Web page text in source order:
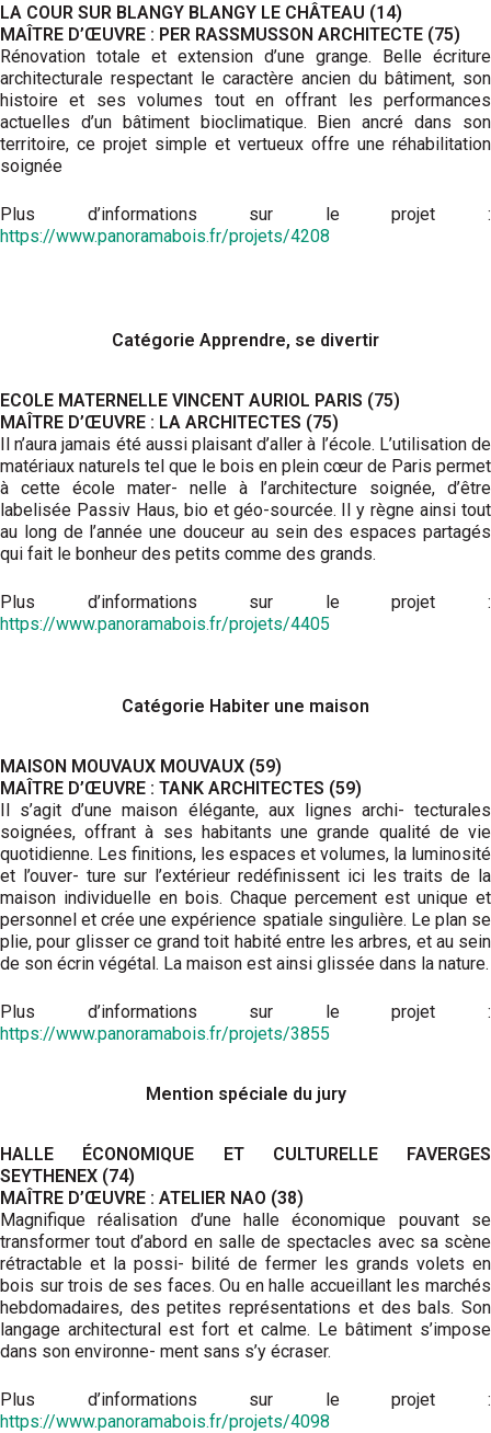
LA COUR SUR BLANGY BLANGY LE CHÂTEAU (14)
MAÎTRE D’ŒUVRE : PER RASSMUSSON ARCHITECTE (75)
Rénovation totale et extension d’une grange. Belle écriture
architecturale respectant le caractère ancien du bâtiment, son
histoire et ses volumes tout en offrant les performances
actuelles d’un bâtiment bioclimatique. Bien ancré dans son
territoire, ce projet simple et vertueux offre une réhabilitation
soignée
Plus d’informations sur le projet :
https://www.panoramabois.fr/projets/4208
Catégorie Apprendre, se divertir
ECOLE MATERNELLE VINCENT AURIOL PARIS (75)
MAÎTRE D’ŒUVRE : LA ARCHITECTES (75)
Il n’aura jamais été aussi plaisant d’aller à l’école. L’utilisation de
matériaux naturels tel que le bois en plein cœur de Paris permet
à cette école mater- nelle à l’architecture soignée, d’être
labelisée Passiv Haus, bio et géo-sourcée. Il y règne ainsi tout
au long de l’année une douceur au sein des espaces partagés
qui fait le bonheur des petits comme des grands.
Plus d’informations sur le projet :
https://www.panoramabois.fr/projets/4405
Catégorie Habiter une maison
MAISON MOUVAUX MOUVAUX (59)
MAÎTRE D’ŒUVRE : TANK ARCHITECTES (59)
Il s’agit d’une maison élégante, aux lignes archi- tecturales
soignées, offrant à ses habitants une grande qualité de vie
quotidienne. Les finitions, les espaces et volumes, la luminosité
et l’ouver- ture sur l’extérieur redéfinissent ici les traits de la
maison individuelle en bois. Chaque percement est unique et
personnel et crée une expérience spatiale singulière. Le plan se
plie, pour glisser ce grand toit habité entre les arbres, et au sein
de son écrin végétal. La maison est ainsi glissée dans la nature.
Plus d’informations sur le projet :
https://www.panoramabois.fr/projets/3855
Mention spéciale du jury
HALLE ÉCONOMIQUE ET CULTURELLE FAVERGES
SEYTHENEX (74)
MAÎTRE D’ŒUVRE : ATELIER NAO (38)
Magnifique réalisation d’une halle économique pouvant se
transformer tout d’abord en salle de spectacles avec sa scène
rétractable et la possi- bilité de fermer les grands volets en
bois sur trois de ses faces. Ou en halle accueillant les marchés
hebdomadaires, des petites représentations et des bals. Son
langage architectural est fort et calme. Le bâtiment s’impose
dans son environne- ment sans s’y écraser.
Plus d’informations sur le projet :
https://www.panoramabois.fr/projets/4098